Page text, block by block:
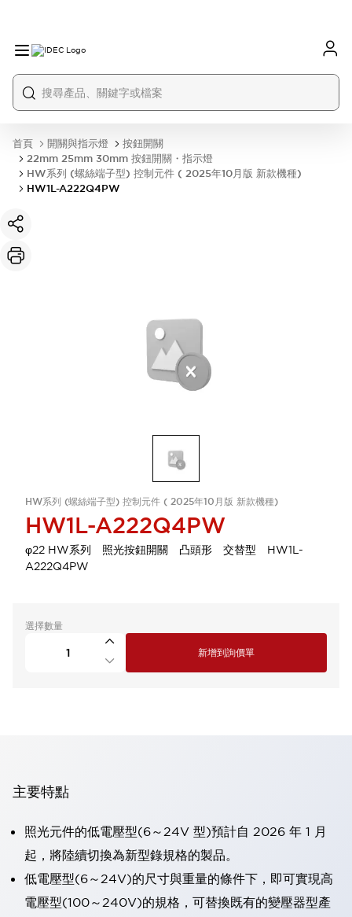
首頁 開關與指示燈
按鈕開關
22mm 25mm 30mm 按鈕開關・指示燈
HW系列 (螺絲端子型) 控制元件 ( 2025年10月版 新款機種)
HW1L-A222Q4PW
HW系列 (螺絲端子型) 控制元件 ( 2025年10月版 新款機種)
HW1L-A222Q4PW
φ22 HW系列 照光按鈕開關 凸頭形 交替型 HW1L-
A222Q4PW
選擇數量
新增到詢價單
主要特點
照光元件的低電壓型(6～24V 型)預計自 2026 年 1 月
起，將陸續切換為新型錄規格的製品。
低電壓型(6～24V)的尺寸與重量的條件下，即可實現高
電壓型(100～240V)的規格，可替換既有的變壓器型產